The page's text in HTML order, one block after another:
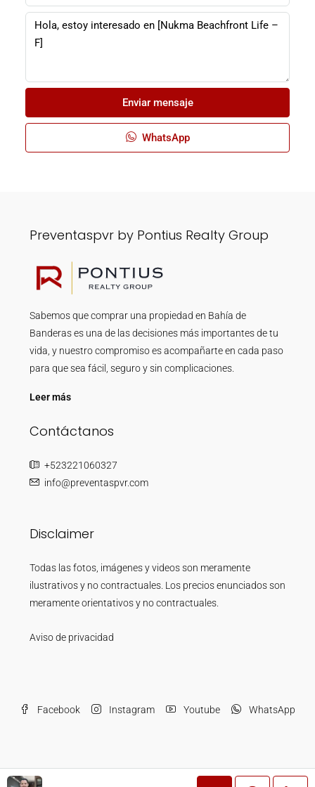
Enviar mensaje
WhatsApp
Preventaspvr by Pontius Realty Group
Sabemos que comprar una propiedad en Bahía de
Banderas es una de las decisiones más importantes de tu
vida, y nuestro compromiso es acompañarte en cada paso
para que sea fácil, seguro y sin complicaciones.
Leer más
Contáctanos
+523221060327
info@preventaspvr.com
Disclaimer
Todas las fotos, imágenes y videos son meramente
ilustrativos y no contractuales. Los precios enunciados son
meramente orientativos y no contractuales.
Aviso de privacidad
Facebook Instagram Youtube WhatsApp